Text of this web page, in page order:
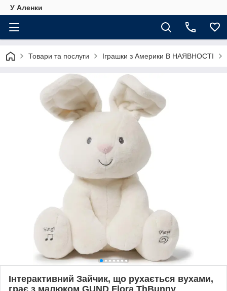
У Аленки
Товари та послуги Іграшки з Америки В НАЯВНОСТІ
Інтерактивний Зайчик, що рухається вухами,
грає з малюком GUND Flora ThBunny